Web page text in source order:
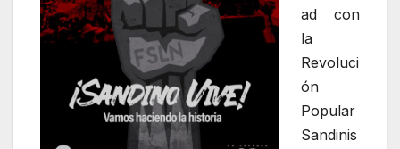
ad con
la
Revoluci
ón
Popular
Sandinis